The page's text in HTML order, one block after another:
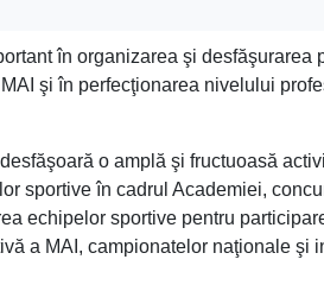
în organizarea şi desfăşurarea
şi în perfecţionarea nivelului
o amplă şi fructuoasă
sportive în cadrul Academiei,
echipelor sportive pentru
a MAI, campionatelor naţionale şi